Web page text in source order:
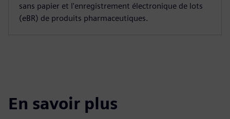
sans papier et l'enregistrement électronique de lots
(eBR) de produits pharmaceutiques.
En savoir plus